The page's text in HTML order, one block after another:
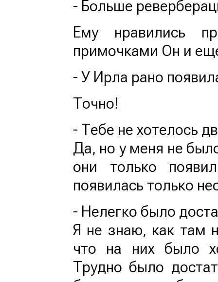
- Больше
Ему нравились
примочками Он и
- У Ирла рано
Точно!
- Тебе не хотелось
Да, но у меня не
они только
появилась только
- Нелегко было
Я не знаю, как там
что на них было
Трудно было